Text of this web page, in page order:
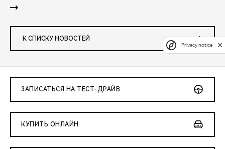
К СПИСКУ НОВОСТЕЙ
ЗАПИСАТЬСЯ НА ТЕСТ-ДРАЙВ
КУПИТЬ ОНЛАЙН
Privacy notice